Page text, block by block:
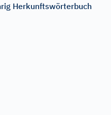
Herkunftswörterbuch